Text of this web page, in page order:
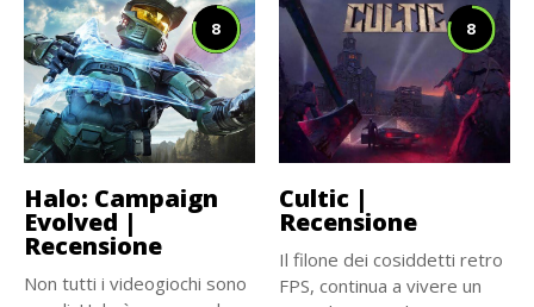
8
Halo: Campaign
Evolved |
Recensione
Non tutti i videogiochi sono
8
Cultic |
Recensione
Il filone dei cosiddetti retro
FPS, continua a vivere un